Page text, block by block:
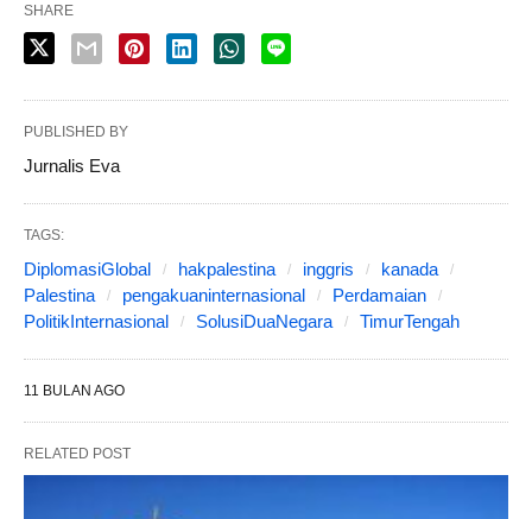
SHARE
PUBLISHED BY
Jurnalis Eva
TAGS:
DiplomasiGlobal hakpalestina inggris
kanada
Palestina
pengakuaninternasional
Perdamaian
PolitikInternasional
SolusiDuaNegara TimurTengah
11 BULAN AGO
RELATED POST